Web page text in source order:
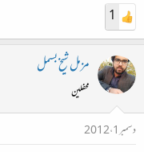
1
مزمل شیخ بسمل
محفلین
دسمبر 1، 2012